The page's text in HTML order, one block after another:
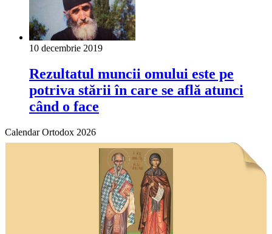
10 decembrie 2019
Rezultatul muncii omului este pe
potriva stării în care se află atunci
când o face
Calendar Ortodox 2026